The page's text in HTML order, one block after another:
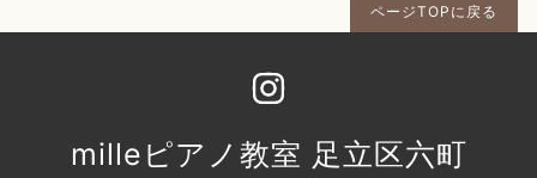
ページTOPに戻る
milleピアノ教室 足立区六町